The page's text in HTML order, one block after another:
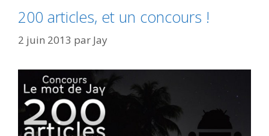
200 articles, et un concours !
2 juin 2013 par Jay